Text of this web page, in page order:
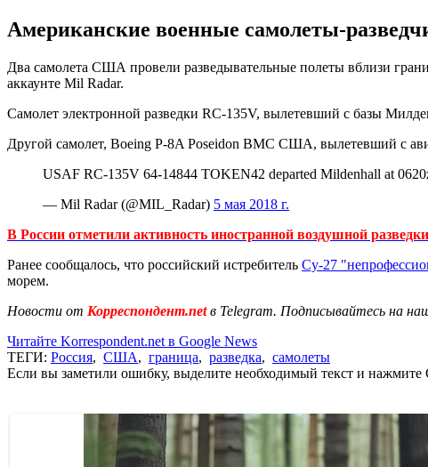
Американские военные самолеты-
Два самолета США провели разведывательные полеты вблизи
аккаунте Mil Radar.
Самолет электронной разведки RC-135V, вылетевший с базы
Другой самолет, Boeing P-8A Poseidon ВМС США, вылетевший с
USAF RC-135V 64-14844 TOKEN42 departed Mildenhall at
— Mil Radar (@MIL_Radar) 5 мая 2018 г.
В России отметили активность иностранной воздушной разведки
Ранее сообщалось, что российский истребитель Су-27
морем.
Новости от Корреспондент.netв Telegram. Подписывайтесь на
Читайте Korrespondent.net в Google News
ТЕГИ: Россия, США, граница, разведка, самолеты
Если вы заметили ошибку, выделите необходимый текст и